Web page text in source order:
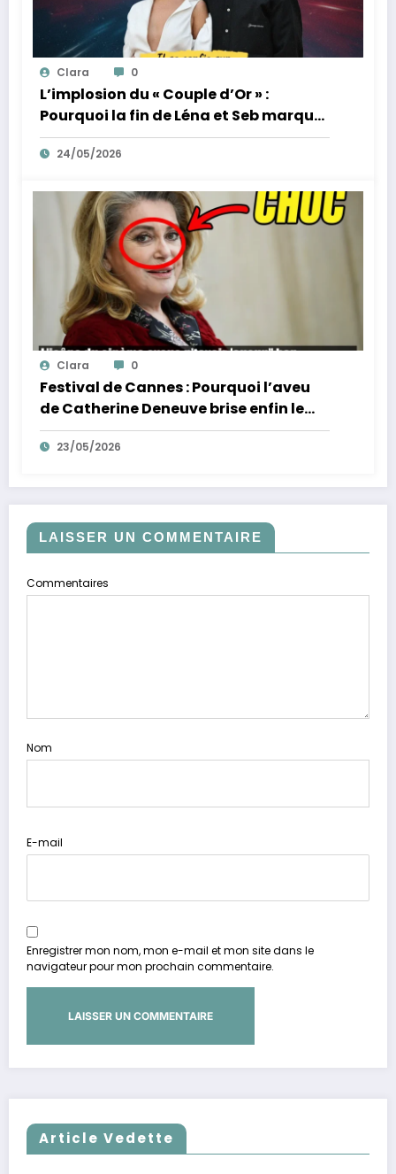
Clara 0
L’implosion du « Couple d’Or » :
Pourquoi la fin de Léna et Seb marque
la fin de l’innocence sur YouTube
24/05/2026
Clara 0
Festival de Cannes : Pourquoi l’aveu
de Catherine Deneuve brise enfin le
mythe de la Croisette
23/05/2026
LAISSER UN COMMENTAIRE
Commentaires
Nom
E-mail
Enregistrer mon nom, mon e-mail et mon site dans le
navigateur pour mon prochain commentaire.
Article Vedette